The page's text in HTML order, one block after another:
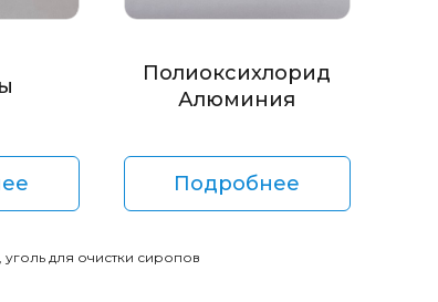
Полиоксихлорид
Алюминия
Подробнее
для очистки сиропов